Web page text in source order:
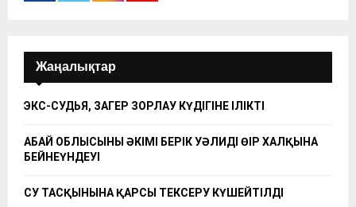
Жаңалықтар
ЭКС-СУДЬЯ, ЗАҢГЕР ЗОРЛАУ КҮДІГІНЕ ІЛІКТІ
АБАЙ ОБЛЫСЫНЫҢ ӘКІМІ БЕРІК УӘЛИДІҢ ӨҢІР ХАЛҚЫНА
БЕЙНЕҮНДЕУІ
СУ ТАСҚЫНЫНА ҚАРСЫ ТЕКСЕРУ КҮШЕЙТІЛДІ